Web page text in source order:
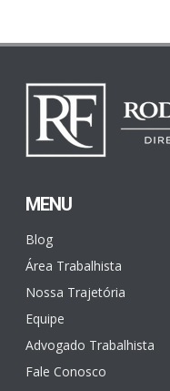
MENU
Blog
Área Trabalhista
Nossa Trajetória
Equipe
Advogado Trabalhista
Fale Conosco